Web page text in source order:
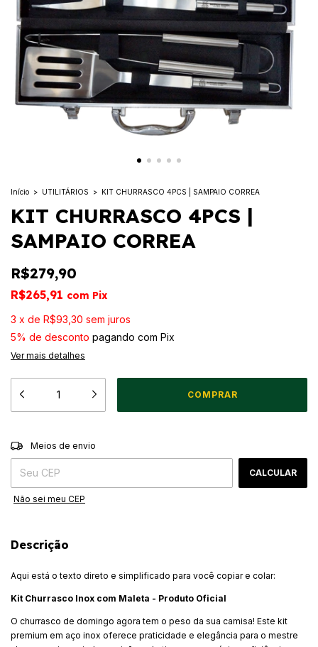
Início > UTILITÁRIOS > KIT CHURRASCO 4PCS | SAMPAIO CORREA
KIT CHURRASCO 4PCS |
SAMPAIO CORREA
R$279,90
R$265,91 com Pix
3 x de R$93,30 sem juros
5% de desconto pagando com Pix
Ver mais detalhes
Entregas para o CEP:
Meios de envio
CALCULAR
Não sei meu CEP
Descrição
Aqui está o texto direto e simplificado para você copiar e colar:
Kit Churrasco Inox com Maleta - Produto Oficial
O churrasco de domingo agora tem o peso da sua camisa! Este kit
premium em aço inox oferece praticidade e elegância para o mestre